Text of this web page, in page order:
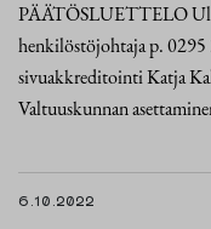
PÄÄTÖSLUETTELO
henkilöstöjohtaja p.
sivuakkreditointi Katja
Valtuuskunnan
6.10.2022